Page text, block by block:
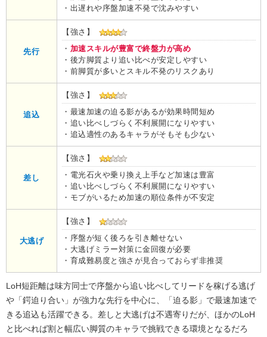
・出遅れや序盤加速不発で沈みやすい
先行
【強さ】
・ 加速スキルが豊富で終盤力が高め
・後方脚質より追い比べが安定しやすい
・前脚質が多いとスキル不発のリスクあり
追込
【強さ】
・最速加速の迫る影があるが効果時間短め
・追い比べしづらく不利展開になりやすい
・追込適性のあるキャラがそもそも少ない
差し
【強さ】
・電光石火や乗り換え上手など加速は豊富
・追い比べしづらく不利展開になりやすい
・モブがいるため加速の順位条件が不安定
大逃げ
【強さ】
・序盤が短く後ろを引き離せない
・大逃げミラー対策に金回復が必要
・育成難易度と強さが見合っておらず非推奨
LoH短距離は味方同士で序盤から追い比べしてリードを稼げる逃げ
や「鍔迫り合い」が強力な先行を中心に、「迫る影」で最速加速で
きる追込も活躍できる。差しと大逃げは不遇寄りだが、ほかのLoH
と比べれば割と幅広い脚質のキャラで挑戦できる環境となるだろ